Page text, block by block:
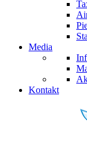
Media
Kontakt